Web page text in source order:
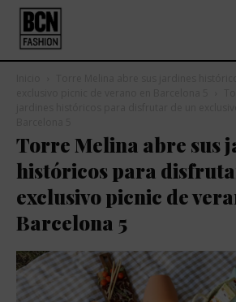
Torre Melina abre sus
históricos para
exclusivo picnic de
Barcelona 5